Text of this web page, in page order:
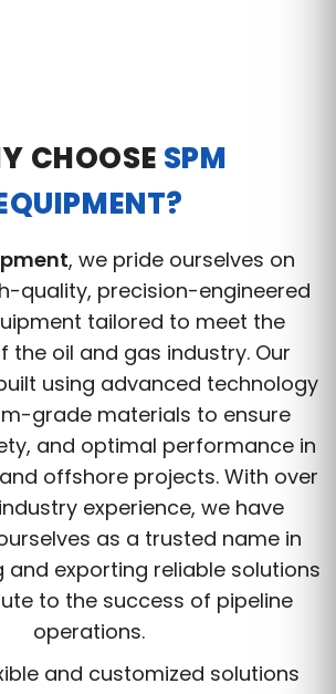
CHOOSE SPM
, we pride ourselves on
quality, precision-engineered
tailored to meet the
the oil and gas industry. Our
using advanced technology
grade materials to ensure
and optimal performance in
offshore projects. With over
experience, we have
as a trusted name in
exporting reliable solutions
to the success of pipeline
operations.
and customized solutions